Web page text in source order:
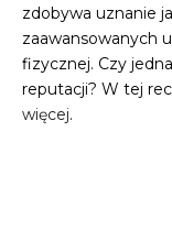
zdobywa uznanie
zaawansowanych
fizycznej. Czy
reputacji? W tej
więcej.